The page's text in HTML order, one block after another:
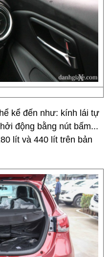
kể đến như: kính lái tự
động bằng nút bấm...
lít và 440 lít trên bản